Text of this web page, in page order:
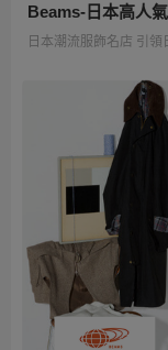
Beams-日本高人
日本潮流服飾名店 引領